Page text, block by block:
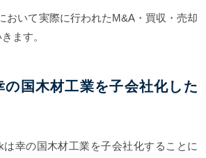
おいて実際に行われたM&A・買収・売却
ます。
国木材工業を子会社化した
は幸の国木材工業を子会社化することに